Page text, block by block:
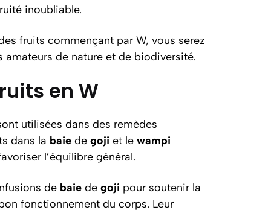
inoubliable.
fruits commençant par W, vous serez
amateurs de nature et de biodiversité.
en W
utilisées dans des remèdes
dans la baie de goji et le wampi
l’équilibre général.
de baie de goji pour soutenir la
fonctionnement du corps. Leur